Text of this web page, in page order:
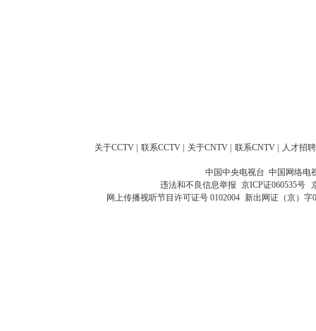
关于CCTV 联系CCTV 关于CNTV 联系CNTV 人才招聘
中国中央电视台 中国网络电
违法和不良信息举报 京ICP证060535号
网上传播视听节目许可证号 0102004 新出网证（京）